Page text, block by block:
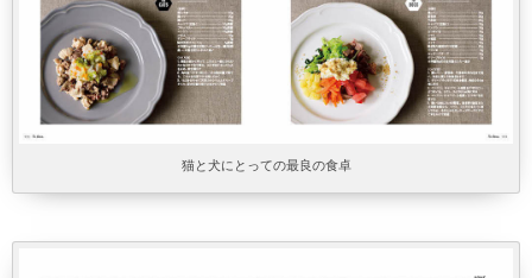
猫と犬にとっての最良の食卓